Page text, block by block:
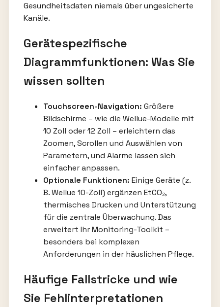
Gesundheitsdaten niemals über ungesicherte
Kanäle.
Gerätespezifische
Diagrammfunktionen: Was Sie
wissen sollten
Touchscreen-Navigation: Größere
Bildschirme – wie die Wellue-Modelle mit
10 Zoll oder 12 Zoll – erleichtern das
Zoomen, Scrollen und Auswählen von
Parametern, und Alarme lassen sich
einfacher anpassen.
Optionale Funktionen: Einige Geräte (z.
B. Wellue 10-Zoll) ergänzen EtCO₂,
thermisches Drucken und Unterstützung
für die zentrale Überwachung. Das
erweitert Ihr Monitoring-Toolkit –
besonders bei komplexen
Anforderungen in der häuslichen Pflege.
Häufige Fallstricke und wie
Sie Fehlinterpretationen